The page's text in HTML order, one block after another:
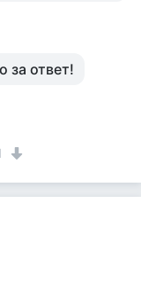
за ответ!